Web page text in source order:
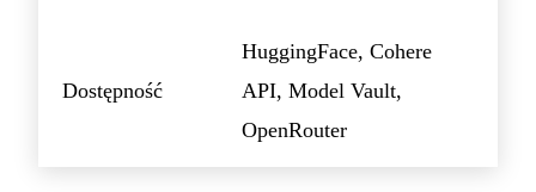
Dostępność
HuggingFace, Cohere
API, Model Vault,
OpenRouter